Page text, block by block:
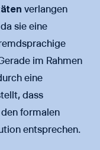
verlangen
sie eine
im Rahmen
eine
dass
formalen
entsprechen.